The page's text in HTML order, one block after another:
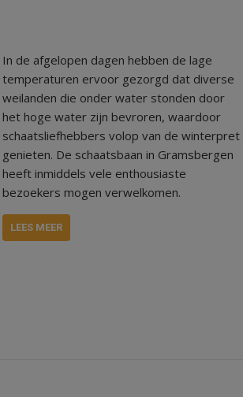
In de afgelopen dagen hebben de lage
temperaturen ervoor gezorgd dat diverse
weilanden die onder water stonden door
het hoge water zijn bevroren, waardoor
schaatsliefhebbers volop van de winterpret
genieten. De schaatsbaan in Gramsbergen
heeft inmiddels vele enthousiaste
bezoekers mogen verwelkomen.
LEES MEER